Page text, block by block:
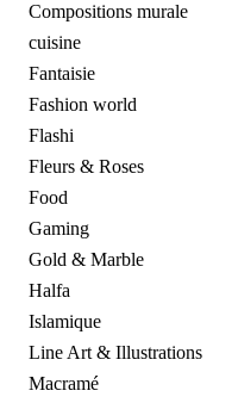
Compositions murale
cuisine
Fantaisie
Fashion world
Flashi
Fleurs & Roses
Food
Gaming
Gold & Marble
Halfa
Islamique
Line Art & Illustrations
Macramé